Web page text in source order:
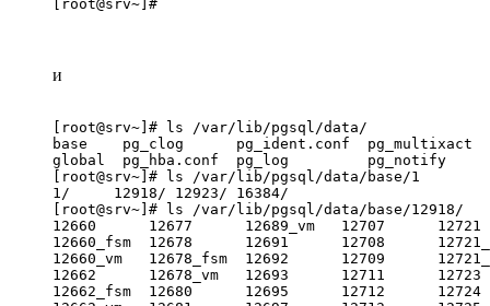
[root@srv~]#
и
[root@srv~]# ls /var/lib/pgsql/data/
base    pg_clog      pg_ident.conf  pg_multixact
global  pg_hba.conf  pg_log         pg_notify
[root@srv~]# ls /var/lib/pgsql/data/base/1
1/     12918/ 12923/ 16384/
[root@srv~]# ls /var/lib/pgsql/data/base/12918/
12660      12677      12689_vm   12707
12660_fsm  12678      12691      12708
12660_vm   12678_fsm  12692      12709
12662      12678_vm   12693      12711
12662_fsm  12680      12695      12712      12724